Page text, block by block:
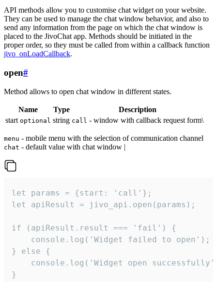
API methods allow you to customise chat widget on your website.
They can be used to manage the chat window behavior, and also to
send any information from the page on which the chat window is
placed to the JivoChat app. Methods should be initiated in the
proper order, so they must be called from within a callback function
jivo_onLoadCallback.
open#
Method allows to open chat window in different states.
Name Type
Description
start optional string call - window with callback request form\
menu - mobile menu with the selection of communication channel
chat - default value with chat window |
let params = {start: 'call'};
let apiResult = jivo_api.open(params);
if (apiResult.result === 'fail') {
    console.log('Widget failed to open');
} else {
console.log('Widget open
}